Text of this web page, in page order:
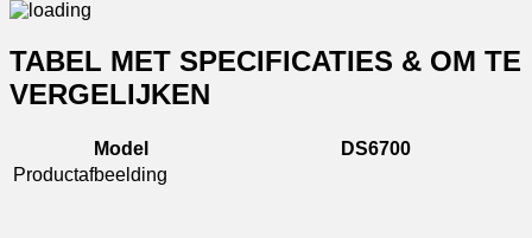
TABEL MET SPECIFICATIES & OM TE
VERGELIJKEN
Model
DS6700
Productafbeelding